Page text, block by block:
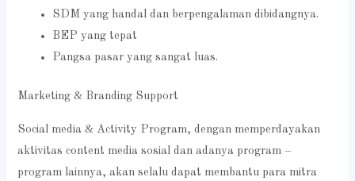
SDM yang handal dan berpengalaman dibidangnya.
BEP yang tepat
Pangsa pasar yang sangat luas.
Marketing & Branding Support
Social media & Activity Program, dengan memperdayakan
aktivitas content media sosial dan adanya program –
program lainnya, akan selalu dapat membantu para mitra